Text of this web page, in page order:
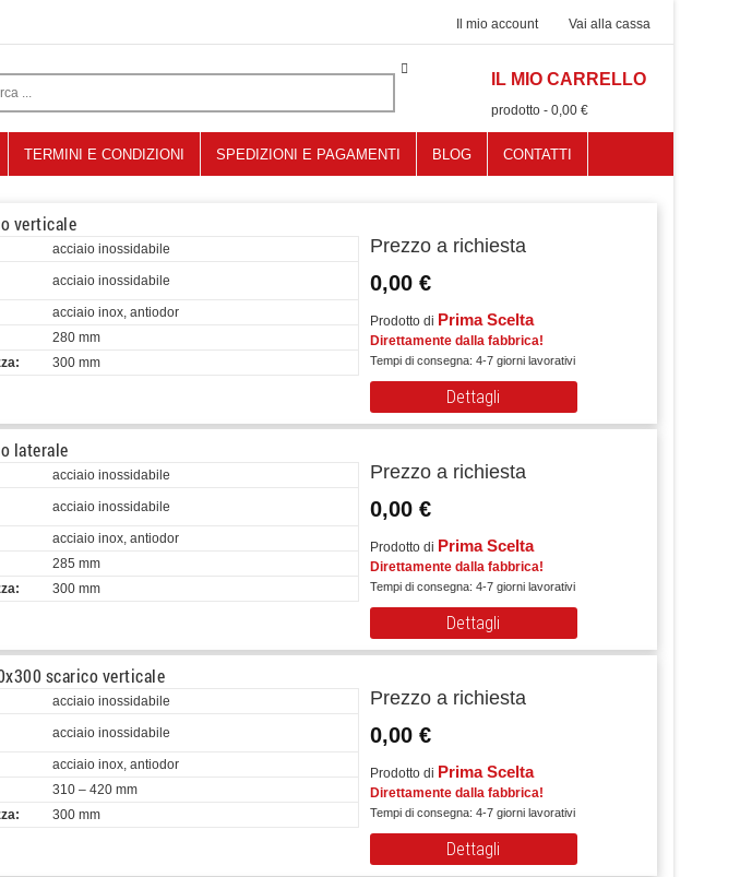
Il mio account Vai alla cassa
IL MIO CARRELLO
prodotto - 0,00 €
TERMINI E CONDIZIONI SPEDIZIONI E PAGAMENTI BLOG CONTATTI
verticale
acciaio inossidabile
acciaio inossidabile
acciaio inox, antiodor
280 mm
300 mm
Prezzo a richiesta
0,00 €
Prodotto di Prima Scelta
Direttamente dalla fabbrica!
Tempi di consegna: 4-7 giorni lavorativi
Dettagli
laterale
acciaio inossidabile
acciaio inossidabile
acciaio inox, antiodor
285 mm
300 mm
Prezzo a richiesta
0,00 €
Prodotto di Prima Scelta
Direttamente dalla fabbrica!
Tempi di consegna: 4-7 giorni lavorativi
Dettagli
scarico verticale
acciaio inossidabile
acciaio inossidabile
acciaio inox, antiodor
310 – 420 mm
300 mm
Prezzo a richiesta
0,00 €
Prodotto di Prima Scelta
Direttamente dalla fabbrica!
Tempi di consegna: 4-7 giorni lavorativi
Dettagli